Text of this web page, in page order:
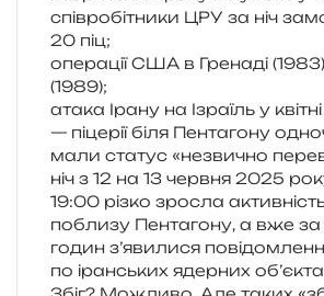
спів­ро­бі­тни­ки ЦРУ за ніч
20 піц;
опе­ра­ції США в Гренаді
(1989);
атака Ірану на Ізраїль у
— піце­рії біля Пентагону
ма­ли ста­тус «незви­чно
ніч з 12 на 13 черв­ня 2025
19:00 різко зро­сла актив­ність
побли­зу Пентагону, а вже за
годин з’явилися
по іран­ських ядер­них